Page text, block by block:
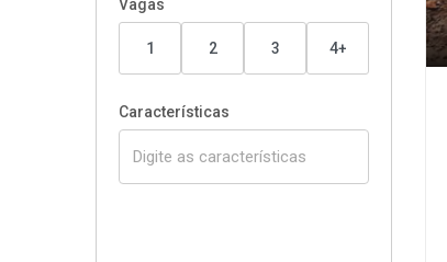
Vagas
1 2 3 4+
Características